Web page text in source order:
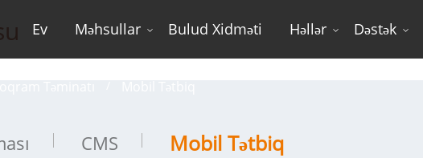
Ev Məhsullar Bulud Xidməti Həllər Dəstək
Mobil Tətbiq
CMS Mobil Tətbiq